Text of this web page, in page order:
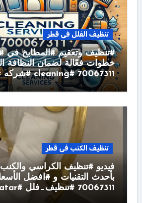
تنظيف الفلل فى قطر
#تنظيف وتعقيم #المطابخ في
خطوات فعّالة لضمان النظافة
70067311 #cleaning #شركه #toilet
تنظيف الكنب فى قطر
فيديو #تنظيف الكراسي
بأحدث التقنيات و #افضل
70067311 #تنظيف_فلل #qatar #شركه